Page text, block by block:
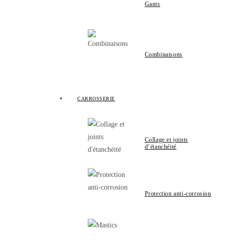
Gants
Combinaisons
CARROSSERIE
Collage et joints
d’étanchéité
Protection anti-corrosion